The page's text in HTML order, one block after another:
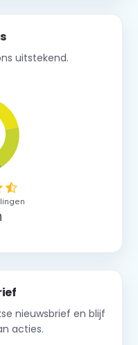
uitstekend.
nieuwsbrief en blijf
acties.